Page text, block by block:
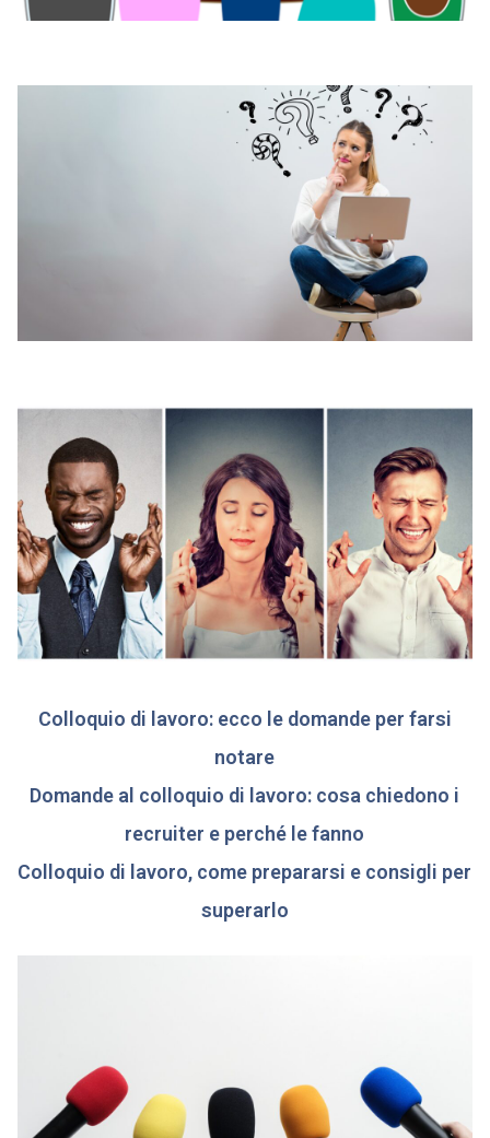
Colloquio di lavoro: ecco le domande per farsi
notare
Domande al colloquio di lavoro: cosa chiedono i
recruiter e perché le fanno
Colloquio di lavoro, come prepararsi e consigli per
superarlo